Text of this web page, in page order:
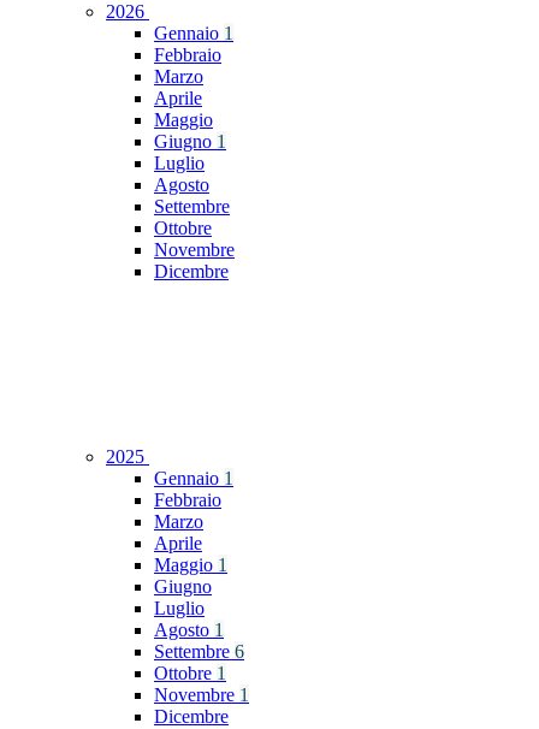
2026
Gennaio 1
Febbraio
Marzo
Aprile
Maggio
Giugno 1
Luglio
Agosto
Settembre
Ottobre
Novembre
Dicembre
2025
Gennaio 1
Febbraio
Marzo
Aprile
Maggio 1
Giugno
Luglio
Agosto 1
Settembre 6
Ottobre 1
Novembre 1
Dicembre